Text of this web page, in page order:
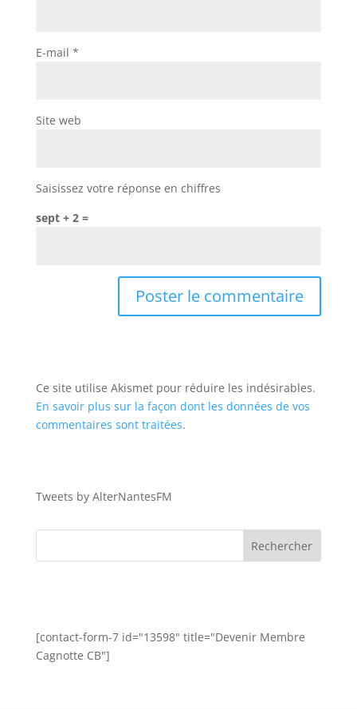
E-mail *
Site web
Saisissez votre réponse en chiffres
sept + 2 =
Ce site utilise Akismet pour réduire les indésirables.
En savoir plus sur la façon dont les données de vos
commentaires sont traitées.
Tweets by AlterNantesFM
[contact-form-7 id="13598" title="Devenir Membre
Cagnotte CB"]